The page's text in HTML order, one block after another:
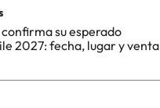
su esperado
2027: fecha, lugar y venta